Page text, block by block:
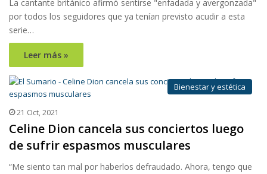
La cantante británico afirmó sentirse "enfadada y avergonzada"
por todos los seguidores que ya tenían previsto acudir a esta
serie…
Leer más »
Bienestar y estética
21 Oct, 2021
Celine Dion cancela sus conciertos luego
de sufrir espasmos musculares
“Me siento tan mal por haberlos defraudado. Ahora, tengo que